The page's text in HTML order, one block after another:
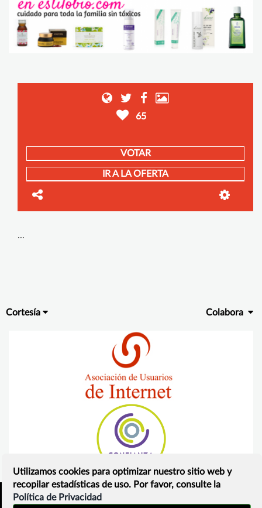
65
VOTAR
IR A LA OFERTA
...
Cortesía Colabora
Utilizamos cookies para optimizar nuestro sitio web y
recopilar estadísticas de uso. Por favor, consulte la
Política de Privacidad